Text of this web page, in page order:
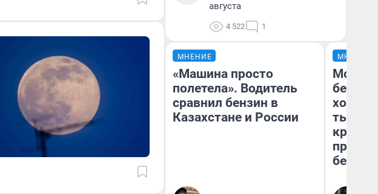
августа
4 522 1
МНЕНИЕ
«Машина просто
полетела». Водитель
сравнил бензин в
Казахстане и России
МНЕНИЕ
Мой
хотела
тысяч,